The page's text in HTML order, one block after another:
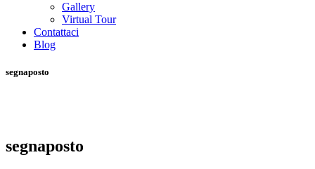
Gallery
Virtual Tour
Contattaci
Blog
segnaposto
segnaposto